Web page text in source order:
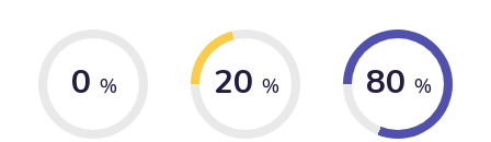
0 % 20 % 80 %